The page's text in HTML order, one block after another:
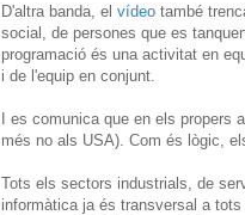
D'altra banda, el vídeo també
social, de persones que es
programació és una activitat en
i de l'equip en conjunt.
I es comunica que en els propers
més no als USA). Com és lògic,
Tots els sectors industrials, de
informàtica ja és transversal a